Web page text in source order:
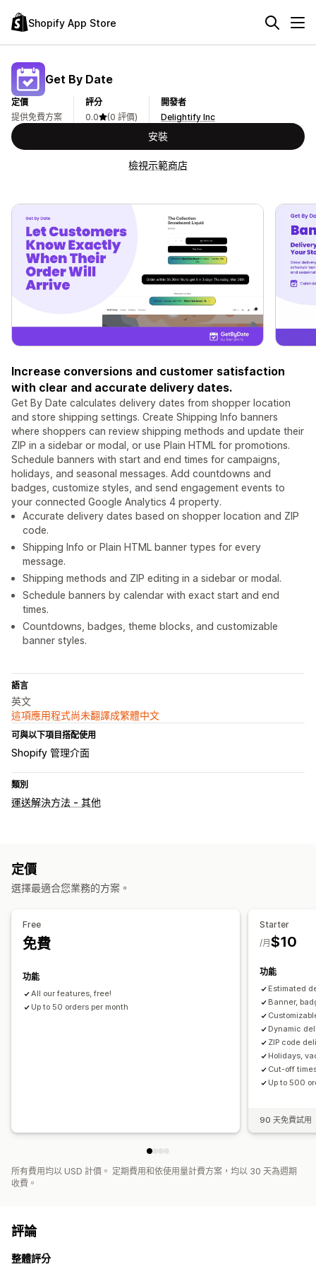
Shopify App Store
Get By Date
定價
提供免費方案
評分
0.0
(0 評價)
開發者
Delightify Inc
安裝
檢視示範商店
Increase conversions and customer satisfaction
with clear and accurate delivery dates.
Get By Date calculates delivery dates from shopper location
and store shipping settings. Create Shipping Info banners
where shoppers can review shipping methods and update their
ZIP in a sidebar or modal, or use Plain HTML for promotions.
Schedule banners with start and end times for campaigns,
holidays, and seasonal messages. Add countdowns and
badges, customize styles, and send engagement events to
your connected Google Analytics 4 property.
Accurate delivery dates based on shopper location and ZIP
code.
Shipping Info or Plain HTML banner types for every
message.
Shipping methods and ZIP editing in a sidebar or modal.
Schedule banners by calendar with exact start and end
times.
Countdowns, badges, theme blocks, and customizable
banner styles.
語言
英文
這項應用程式尚未翻譯成繁體中文
可與以下項目搭配使用
Shopify 管理介面
類別
運送解決方法 - 其他
定價
選擇最適合您業務的方案。
Free
免費
功能
All our features, free!
Up to 50 orders per month
Starter
$10
/月
功能
Estimated
Banner,
Dynamic
ZIP code
Holidays,
Cut-off
Up to 500
90 天免費試用
所有費用均以 USD 計價。 定期費用和依使用量計費方案，均以 30 天為週期
收費。
評論
整體評分